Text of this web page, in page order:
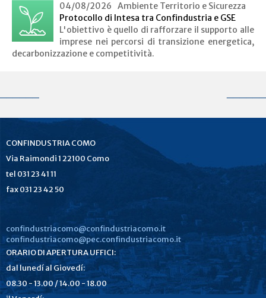
04/08/2026
Ambiente Territorio e Sicurezza
Protocollo di Intesa tra Confindustria e GSE
L'obiettivo è quello di rafforzare il supporto alle
imprese nei percorsi di transizione energetica,
decarbonizzazione e competitività.
CONFINDUSTRIA COMO
Via Raimondi 1 22100 Como
tel 031 23 41 11
fax 031 23 42 50
confindustriacomo@confindustriacomo.it
confindustriacomo@pec.confindustriacomo.it
ORARIO DI APERTURA UFFICI:
dal lunedí al Giovedí:
08.30 - 13.00 / 14.00 - 18.00